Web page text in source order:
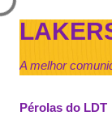
A melhor
Pérolas do LDT